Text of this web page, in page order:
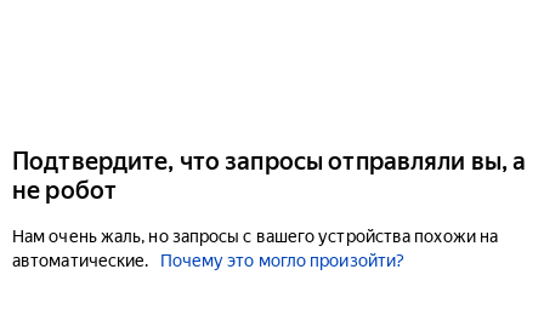
Подтвердите, что запросы отправляли вы, а
не робот
Нам очень жаль, но запросы с вашего устройства похожи на
автоматические.
Почему это могло произойти?